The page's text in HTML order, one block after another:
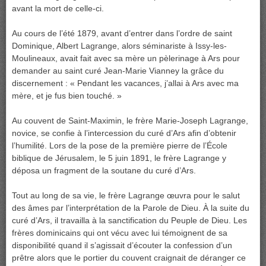
avant la mort de celle-ci.
Au cours de l’été 1879, avant d’entrer dans l’ordre de saint
Dominique, Albert Lagrange, alors séminariste à Issy-les-
Moulineaux, avait fait avec sa mère un pèlerinage à Ars pour
demander au saint curé Jean-Marie Vianney la grâce du
discernement : « Pendant les vacances, j’allai à Ars avec ma
mère, et je fus bien touché. »
Au couvent de Saint-Maximin, le frère Marie-Joseph Lagrange,
novice, se confie à l’intercession du curé d’Ars afin d’obtenir
l’humilité. Lors de la pose de la première pierre de l’École
biblique de Jérusalem, le 5 juin 1891, le frère Lagrange y
déposa un fragment de la soutane du curé d’Ars.
Tout au long de sa vie, le frère Lagrange œuvra pour le salut
des âmes par l’interprétation de la Parole de Dieu. À la suite du
curé d’Ars, il travailla à la sanctification du Peuple de Dieu. Les
frères dominicains qui ont vécu avec lui témoignent de sa
disponibilité quand il s’agissait d’écouter la confession d’un
prêtre alors que le portier du couvent craignait de déranger ce